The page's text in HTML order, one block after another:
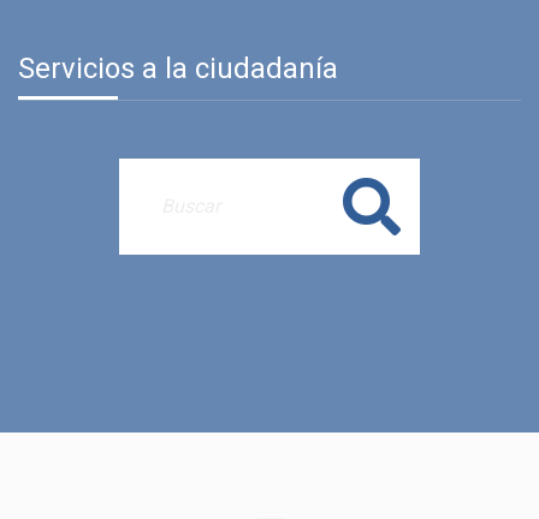
Servicios a la ciudadanía
Buscar